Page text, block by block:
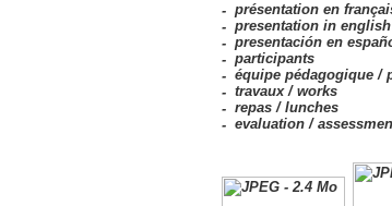
présentation en
presentation in english
presentación en
participants
équipe pédagogique /
travaux / works
repas / lunches
evaluation /